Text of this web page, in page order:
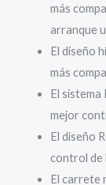
más
arranque
El diseño
más
El
mejor
El diseño
control de
El carrete